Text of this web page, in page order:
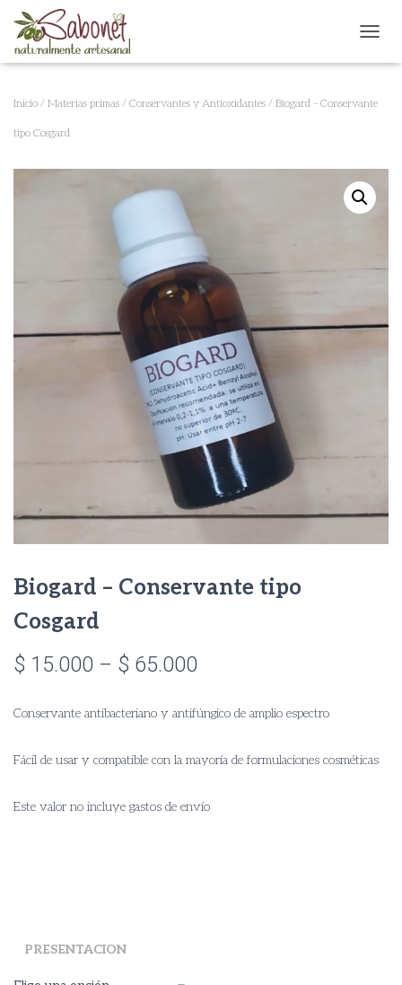
Inicio / Materias primas / Conservantes y Antioxidantes / Biogard – Conservante
tipo Cosgard
Biogard – Conservante tipo
Cosgard
$ 15.000 – $ 65.000
through
$ 65.000
Conservante antibacteriano y antifúngico de amplio espectro
Fácil de usar y compatible con la mayoría de formulaciones cosméticas
Este valor no incluye gastos de envío
PRESENTACION